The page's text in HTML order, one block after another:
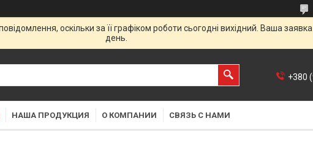
оскільки за її графіком роботи сьогодні вихідний. Ваша
день.
+380
НАША ПРОДУКЦИЯ О КОМПАНИИ СВЯЗЬ С НАМИ